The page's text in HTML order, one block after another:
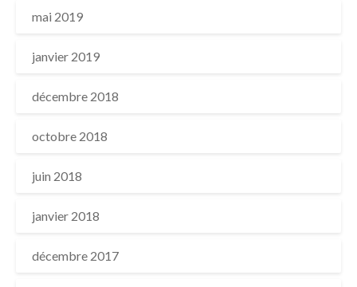
mai 2019
janvier 2019
décembre 2018
octobre 2018
juin 2018
janvier 2018
décembre 2017